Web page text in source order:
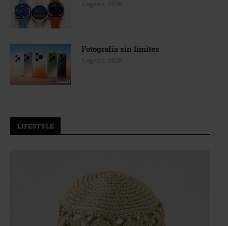
5 agosto, 2026
Fotografía sin límites
5 agosto, 2026
LIFESTYLE